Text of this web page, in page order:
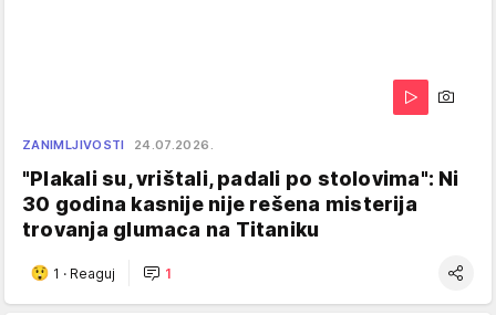
ZANIMLJIVOSTI 24.07.2026.
"Plakali su, vrištali, padali po stolovima": Ni
30 godina kasnije nije rešena misterija
trovanja glumaca na Titaniku
1 · Reaguj 1